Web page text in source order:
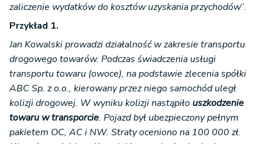
zaliczenie wydatków do kosztów uzyskania przychodów”.
Przykład 1.
Jan Kowalski prowadzi działalność w zakresie transportu
drogowego towarów. Podczas świadczenia usługi
transportu towaru (owoce), na podstawie zlecenia spółki
ABC Sp. z o.o., kierowany przez niego samochód uległ
kolizji drogowej. W wyniku kolizji nastąpiło uszkodzenie
towaru w transporcie. Pojazd był ubezpieczony pełnym
pakietem OC, AC i NW. Straty oceniono na 100 000 zł.